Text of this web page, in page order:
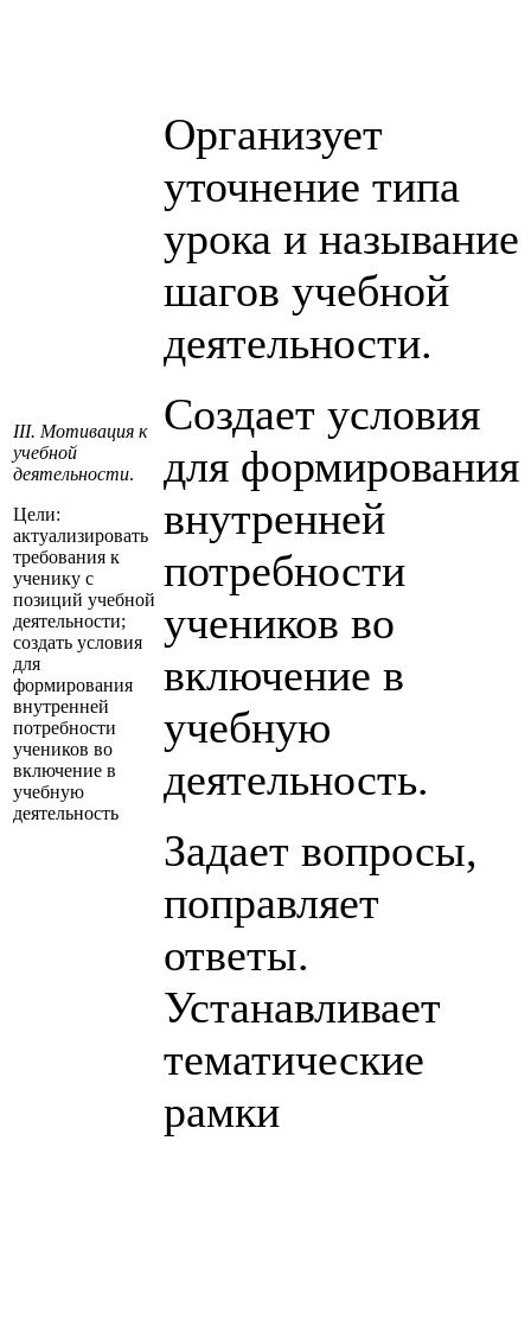
III. Мотивация к
учебной
деятельности.
Цели:
актуализировать
требования к
ученику с
позиций учебной
деятельности;
создать условия
для
формирования
внутренней
потребности
учеников во
включение в
учебную
деятельность
Организует
уточнение типа
урока и называние
шагов учебной
деятельности.
Создает условия
для формирования
внутренней
потребности
учеников во
включение в
учебную
деятельность.
Задает вопросы,
поправляет
ответы.
Устанавливает
тематические
рамки